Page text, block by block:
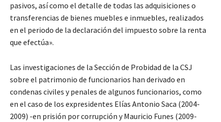
pasivos, así como el detalle de todas las adquisiciones o
transferencias de bienes muebles e inmuebles, realizados
en el periodo de la declaración del impuesto sobre la renta
que efectúa».
Las investigaciones de la Sección de Probidad de la CSJ
sobre el patrimonio de funcionarios han derivado en
condenas civiles y penales de algunos funcionarios, como
en el caso de los expresidentes Elías Antonio Saca (2004-
2009) -en prisión por corrupción y Mauricio Funes (2009-